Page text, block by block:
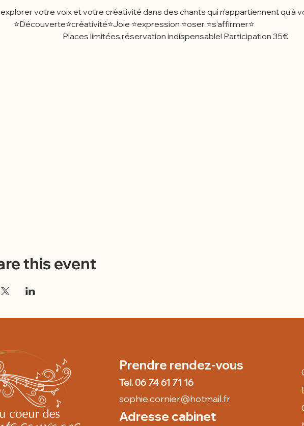
votre voix et votre créativité dans des chants qui n'appartiennent qu'à
                         ⭐Découverte⭐créativité⭐Joie ⭐expression ⭐oser ⭐s'affirmer⭐
                                                         Places limitées,réservation indispensable! Participation 35€
this event
Prendre rendez-vous
Tel. 06 74 61 71 16
sophie.cornier@hotmail.fr
Adresse cabinet